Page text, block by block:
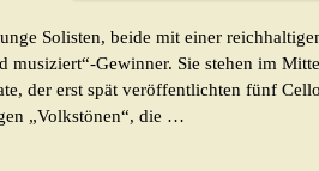
Solisten, beide mit einer
musiziert“-Gewinner. Sie stehen im
der erst spät veröffentlichten fünf
„Volkstönen“, die …